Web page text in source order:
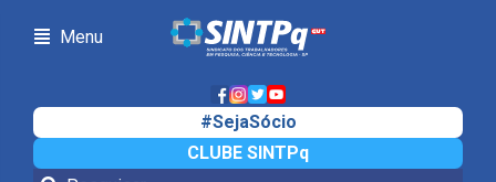
Menu
#SejaSócio
CLUBE SINTPq